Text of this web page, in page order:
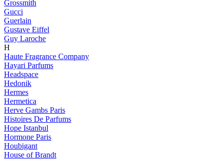
Grossmith
Gucci
Guerlain
Gustave Eiffel
Guy Laroche
H
Haute Fragrance Company
Hayari Parfums
Headspace
Hedonik
Hermes
Hermetica
Herve Gambs Paris
Histoires De Parfums
Hope Istanbul
Hormone Paris
Houbigant
House of Brandt